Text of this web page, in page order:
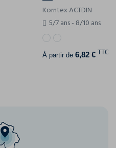
Korntex ACTDIN
5/7 ans - 8/10 ans
À partir de 6,82 € TTC